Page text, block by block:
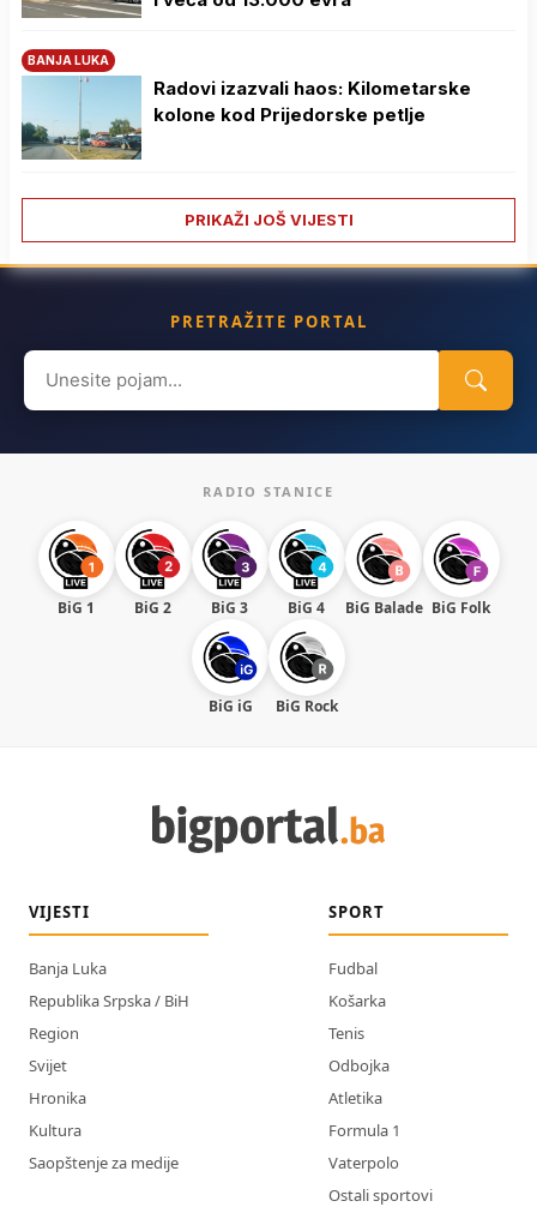
BANJA LUKA
Radovi izazvali haos: Kilometarske
kolone kod Prijedorske petlje
PRIKAŽI JOŠ VIJESTI
PRETRAŽITE PORTAL
Search
for:
RADIO STANICE
BiG 1 BiG 2 BiG 3 BiG 4 BiG Balade BiG Folk
BiG iG BiG Rock
VIJESTI
Banja Luka
Republika Srpska / BiH
Region
Svijet
Hronika
Kultura
Saopštenje za medije
SPORT
Fudbal
Košarka
Tenis
Odbojka
Atletika
Formula 1
Vaterpolo
Ostali sportovi